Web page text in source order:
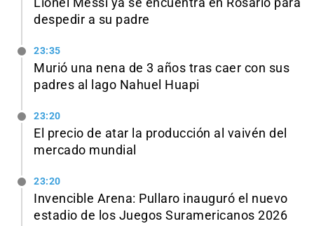
Lionel Messi ya se encuentra en Rosario para
despedir a su padre
23:35
Murió una nena de 3 años tras caer con sus
padres al lago Nahuel Huapi
23:20
El precio de atar la producción al vaivén del
mercado mundial
23:20
Invencible Arena: Pullaro inauguró el nuevo
estadio de los Juegos Suramericanos 2026